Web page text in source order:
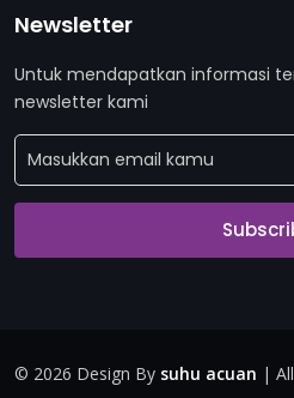
Newsletter
Untuk mendapatkan informasi
newsletter kami
© 2026 Design By suhu acuan |